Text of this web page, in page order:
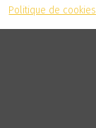
Politique de cookies